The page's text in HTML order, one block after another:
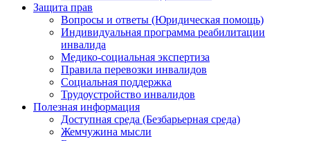
Защита прав
Вопросы и ответы (Юридическая помощь)
Индивидуальная программа реабилитации
инвалида
Медико-социальная экспертиза
Правила перевозки инвалидов
Социальная поддержка
Трудоустройство инвалидов
Полезная информация
Доступная среда (Безбарьерная среда)
Жемчужина мысли